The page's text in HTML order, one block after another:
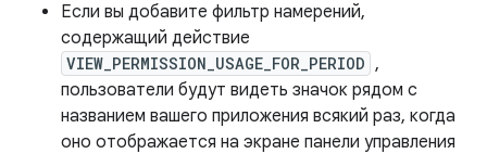
Если вы добавите фильтр намерений,
содержащий действие
VIEW_PERMISSION_USAGE_FOR_PERIOD ,
пользователи будут видеть значок рядом с
названием вашего приложения всякий раз, когда
оно отображается на экране панели управления